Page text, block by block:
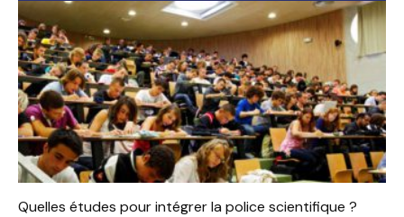
Quelles études pour intégrer la police scientifique ?